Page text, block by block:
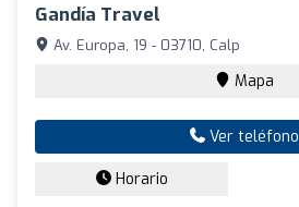
Gandía Travel
Av. Europa, 19 - 03710, Calp
Mapa
Ver teléfono
Horario